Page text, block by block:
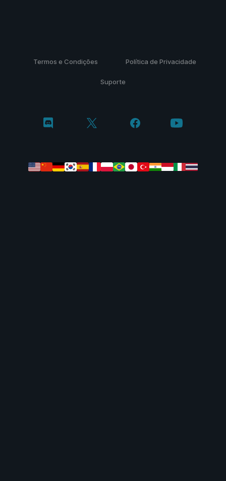
Termos e Condições Política de Privacidade
Suporte